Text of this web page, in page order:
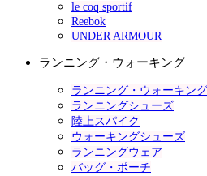
le coq sportif
Reebok
UNDER ARMOUR
ランニング・ウォーキング
ランニング・ウォーキン
ランニングシューズ
陸上スパイク
ウォーキングシューズ
ランニングウェア
バッグ・ポーチ